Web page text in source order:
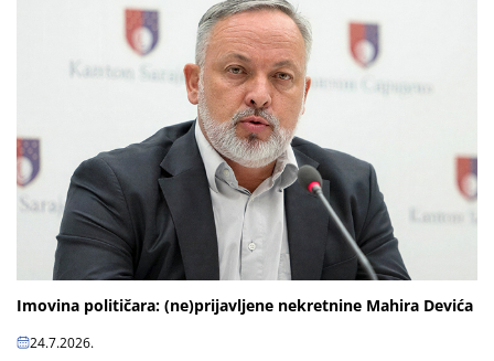
Imovina političara: (ne)prijavljene nekretnine Mahira Devića
24.7.2026.